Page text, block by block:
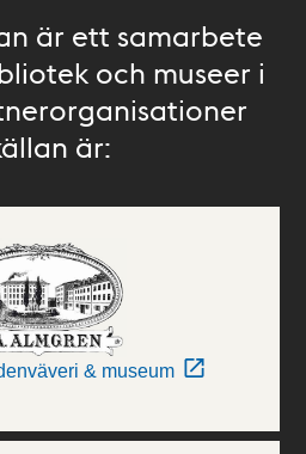
är ett samarbete
och museer i
är:
& museum